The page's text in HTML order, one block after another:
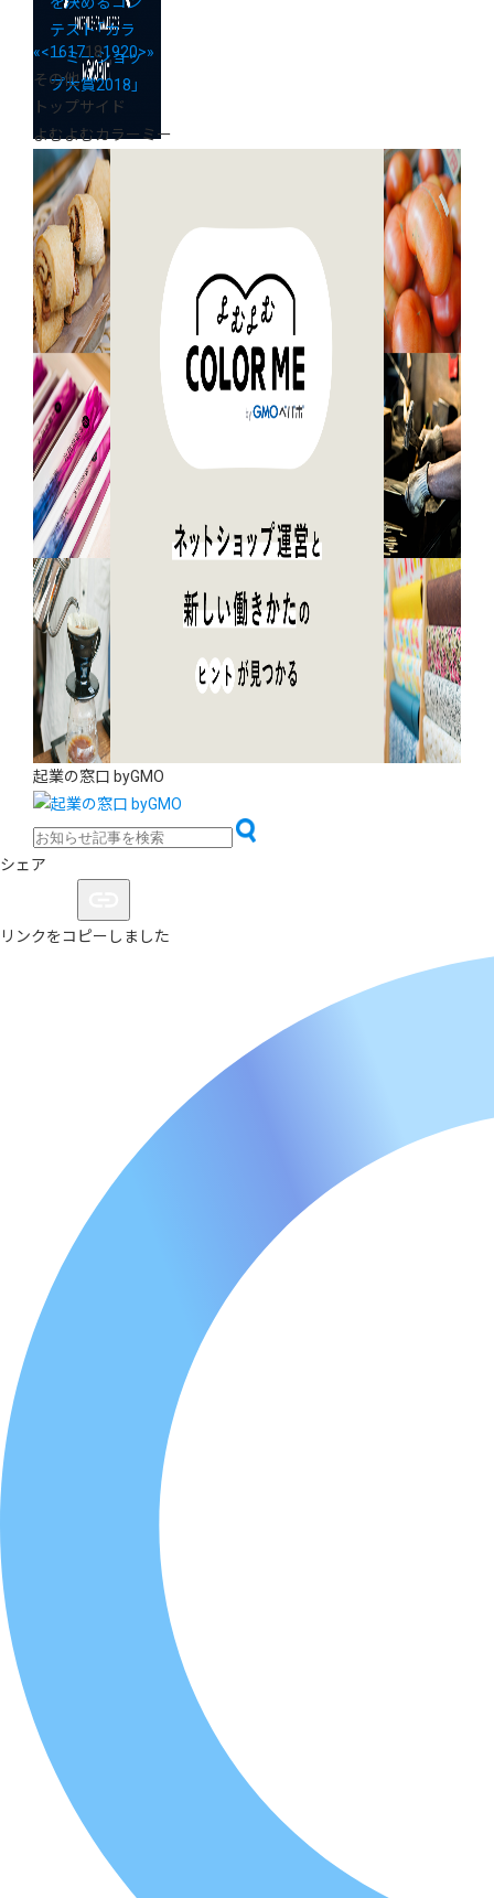
テスト「カラ
ーミーショッ
プ大賞2018」
«<1617181920>»
その他
トップサイド
よむよむカラーミー
起業の窓口 byGMO
シェア
リンクをコピーしました